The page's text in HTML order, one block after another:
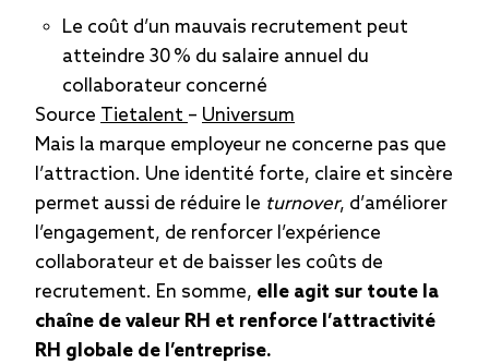
Le coût d’un mauvais recrutement peut
atteindre 30 % du salaire annuel du
collaborateur concerné
Source Tietalent – Universum
Mais la marque employeur ne concerne pas que
l’attraction. Une identité forte, claire et sincère
permet aussi de réduire le turnover, d’améliorer
l’engagement, de renforcer l’expérience
collaborateur et de baisser les coûts de
recrutement. En somme, elle agit sur toute la
chaîne de valeur RH et renforce l’attractivité
RH globale de l’entreprise.